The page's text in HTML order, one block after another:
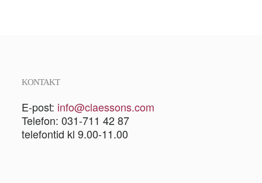
KONTAKT
E-post: info@claessons.com
Telefon: 031-711 42 87
telefontid kl 9.00-11.00